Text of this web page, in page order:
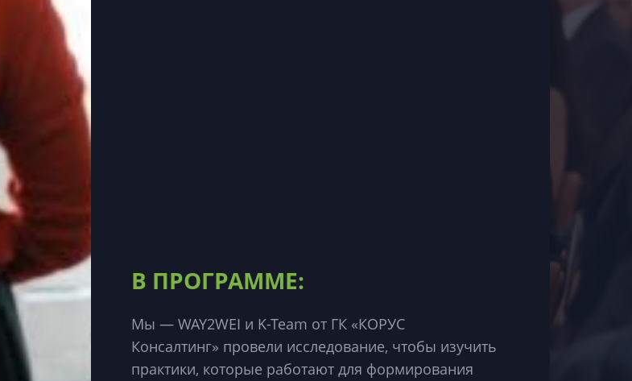
В ПРОГРАММЕ:
Мы — WAY2WEI и K-Team от ГК «КОРУС
Консалтинг» провели исследование, чтобы изучить
практики, которые работают для формирования